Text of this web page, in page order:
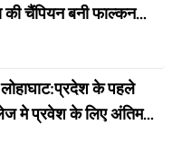
की चैंपियन बनी फाल्कन
दी मात
:लोहाघाट:प्रदेश के पहले
मे प्रवेश के लिए अंतिम